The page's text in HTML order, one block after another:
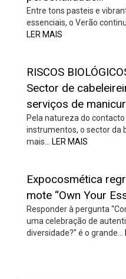
Entre tons pasteis e
essenciais, o Verão
LER MAIS
RISCOS
Sector de
serviços de
Pela natureza do
instrumentos, o sector da
mais…
LER MAIS
Expocosmética
mote “Own Your
Responder à pergunta
uma celebração de
diversidade?” é o grande…